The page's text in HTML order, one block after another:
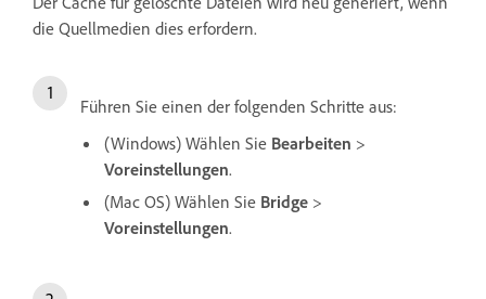
die Quellmedien dies erfordern.
Führen Sie einen der folgenden Schritte aus:
(Windows) Wählen Sie Bearbeiten >
Voreinstellungen.
(Mac OS) Wählen Sie Bridge >
Voreinstellungen.